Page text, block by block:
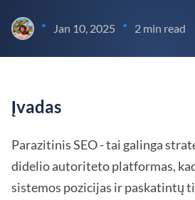
• Jan 10, 2025 • 2 min read
Įvadas
Parazitinis SEO - tai galinga
didelio autoriteto platformas,
sistemos pozicijas ir paskatintų